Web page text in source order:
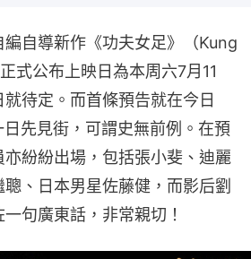
自導新作《功夫女足》（Kung
式公布上映日為本周六7月11
待定。而首條預告就在今日
日先見街，可謂史無前例。在預
紛紛出場，包括張小斐、迪麗
、日本男星佐藤健，而影后劉
句廣東話，非常親切！